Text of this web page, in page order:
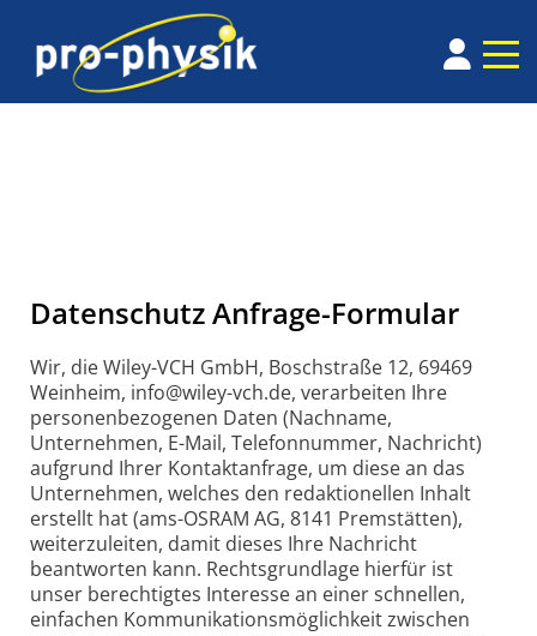
Datenschutz Anfrage-Formular
Wir, die Wiley-VCH GmbH, Boschstraße 12, 69469
Weinheim, info@wiley-vch.de, verarbeiten Ihre
personenbezogenen Daten (Nachname,
Unternehmen, E-Mail, Telefonnummer, Nachricht)
aufgrund Ihrer Kontaktanfrage, um diese an das
Unternehmen, welches den redaktionellen Inhalt
erstellt hat (ams-OSRAM AG, 8141 Premstätten),
weiterzuleiten, damit dieses Ihre Nachricht
beantworten kann. Rechtsgrundlage hierfür ist
unser berechtigtes Interesse an einer schnellen,
einfachen Kommunikationsmöglichkeit zwischen